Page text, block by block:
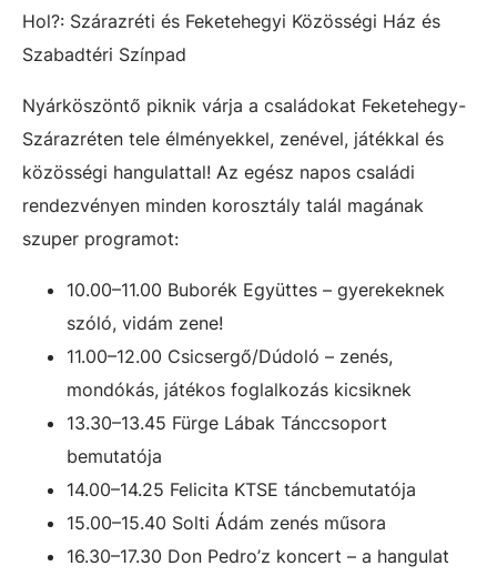
Hol?: Szárazréti és Feketehegyi Közösségi Ház és
Szabadtéri Színpad
Nyárköszöntő piknik várja a családokat Feketehegy-
Szárazréten tele élményekkel, zenével, játékkal és
közösségi hangulattal! Az egész napos családi
rendezvényen minden korosztály talál magának
szuper programot:
10.00–11.00 Buborék Együttes – gyerekeknek
szóló, vidám zene!
11.00–12.00 Csicsergő/Dúdoló – zenés,
mondókás, játékos foglalkozás kicsiknek
13.30–13.45 Fürge Lábak Tánccsoport
bemutatója
14.00–14.25 Felicita KTSE táncbemutatója
15.00–15.40 Solti Ádám zenés műsora
16.30–17.30 Don Pedro’z koncert – a hangulat